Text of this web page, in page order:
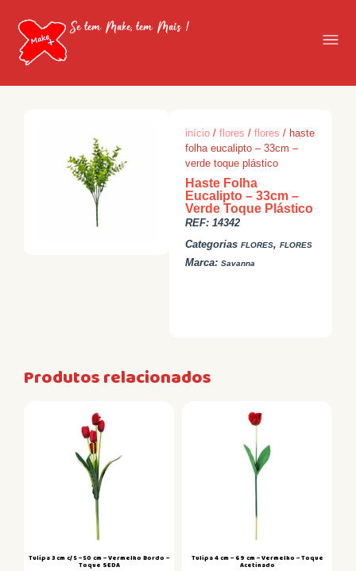
Se tem Make, tem Mais !
início /flores /flores / haste
folha eucalipto – 33cm –
verde toque plástico
Haste Folha
Eucalipto – 33cm –
Verde Toque Plástico
REF:14342
Categorias FLORES,FLORES
Marca:Savanna
Produtos relacionados
Tulipa 3 cm c/ 5 – 50 cm – Vermelho Bordo –
Toque SEDA
Tulipa 4 cm – 69 cm – Vermelho – Toque
Acetinado